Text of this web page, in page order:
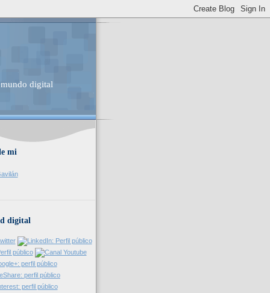
digital
mi
digital